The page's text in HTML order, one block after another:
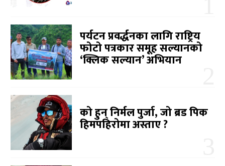
पर्यटन प्रवर्द्धनका लागि राष्ट्रिय
फोटो पत्रकार समूह सल्यानको
‘क्लिक सल्यान’ अभियान
को हुन् निर्मल पुर्जा, जो ब्रड पिक
हिमपहिरोमा अस्ताए ?